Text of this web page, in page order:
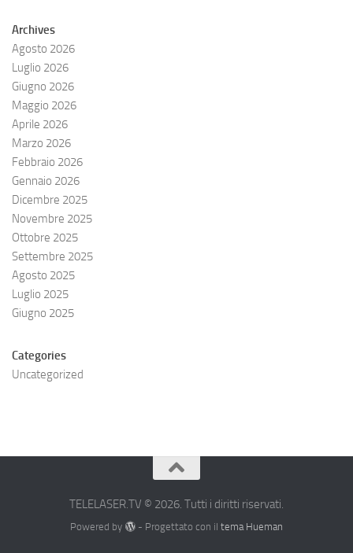
Archives
Agosto 2026
Luglio 2026
Giugno 2026
Maggio 2026
Aprile 2026
Marzo 2026
Febbraio 2026
Gennaio 2026
Dicembre 2025
Novembre 2025
Ottobre 2025
Settembre 2025
Agosto 2025
Luglio 2025
Giugno 2025
Categories
Uncategorized
TELELASER.TV © 2026. Tutti i diritti riservati.
Powered by - Progettato con il tema Hueman